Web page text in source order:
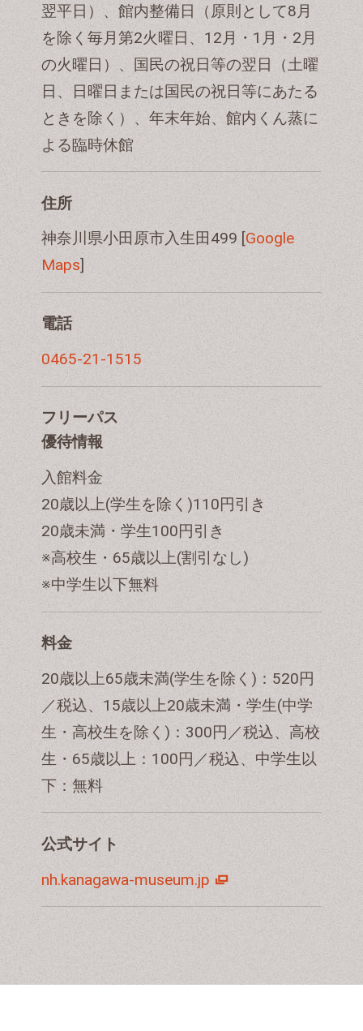
翌平日）、館内整備日（原則として8月
を除く毎月第2火曜日、12月・1月・2月
の火曜日）、国民の祝日等の翌日（土曜
日、日曜日または国民の祝日等にあたる
ときを除く）、年末年始、館内くん蒸に
よる臨時休館
住所
神奈川県小田原市入生田499 [Google
Maps]
電話
0465-21-1515
フリーパス
優待情報
入館料金
20歳以上(学生を除く)110円引き
20歳未満・学生100円引き
※高校生・65歳以上(割引なし)
※中学生以下無料
料金
20歳以上65歳未満(学生を除く)：520円
／税込、15歳以上20歳未満・学生(中学
生・高校生を除く)：300円／税込、高校
生・65歳以上：100円／税込、中学生以
下：無料
公式サイト
nh.kanagawa-museum.jp